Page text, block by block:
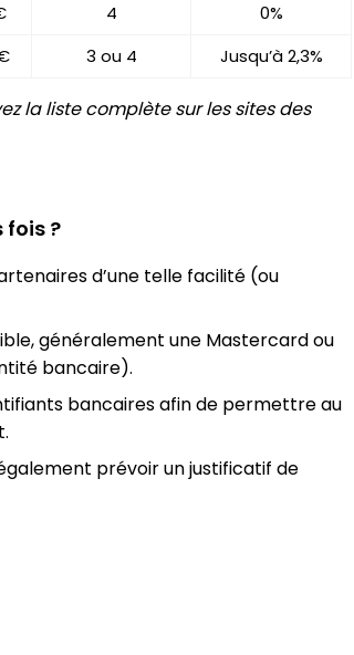
4
0%
3 ou 4 Jusqu’à 2,3%
la liste complète sur les sites des
?
d’une telle facilité (ou
généralement une Mastercard ou
bancaire).
bancaires afin de permettre au
prévoir un justificatif de